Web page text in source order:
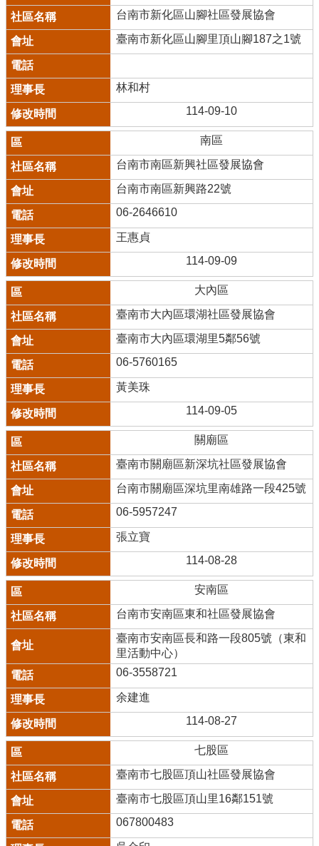
台南市新化區山腳社區發展協會
臺南市新化區山腳里頂山腳187之1號
林和村
114-09-10
南區
台南市南區新興社區發展協會
台南市南區新興路22號
06-2646610
王惠貞
114-09-09
大內區
臺南市大內區環湖社區發展協會
臺南市大內區環湖里5鄰56號
06-5760165
黃美珠
114-09-05
關廟區
臺南市關廟區新深坑社區發展協會
台南市關廟區深坑里南雄路一段425號
06-5957247
張立寶
114-08-28
安南區
台南市安南區東和社區發展協會
臺南市安南區長和路一段805號（東和
里活動中心）
06-3558721
余建進
114-08-27
七股區
臺南市七股區頂山社區發展協會
臺南市七股區頂山里16鄰151號
067800483